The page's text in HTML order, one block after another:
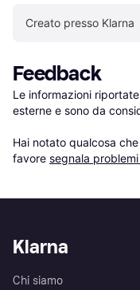
Creato presso Klarna
Feedback
Le informazioni
esterne e sono da
Hai notato qualcosa
favore segnala
Klarna
Chi siamo